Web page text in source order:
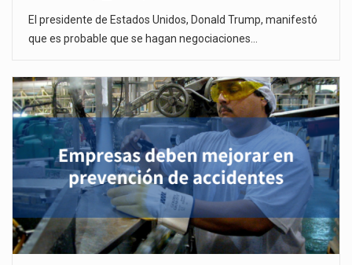
El presidente de Estados Unidos, Donald Trump, manifestó
que es probable que se hagan negociaciones…